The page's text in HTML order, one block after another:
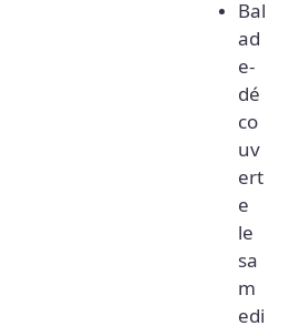
Bal
ad
e-
dé
co
uv
ert
e
le
sa
m
edi